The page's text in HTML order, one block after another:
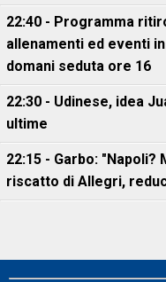
22:40 - Programma
allenamenti ed eventi
domani seduta ore 16
22:30 - Udinese, idea
ultime
22:15 - Garbo:
riscatto di Allegri,